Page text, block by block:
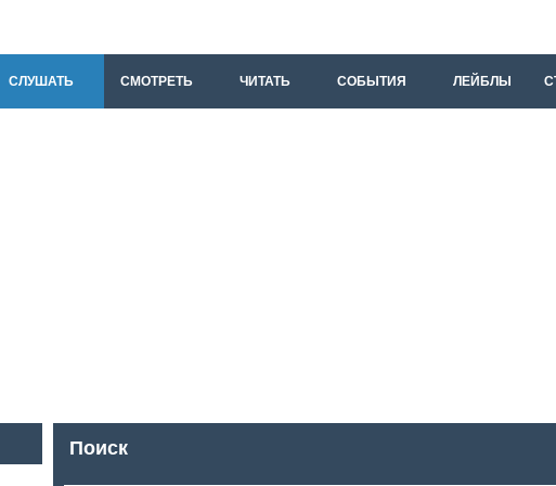
СЛУШАТЬ СМОТРЕТЬ ЧИТАТЬ СОБЫТИЯ ЛЕЙБЛЫ
Поиск